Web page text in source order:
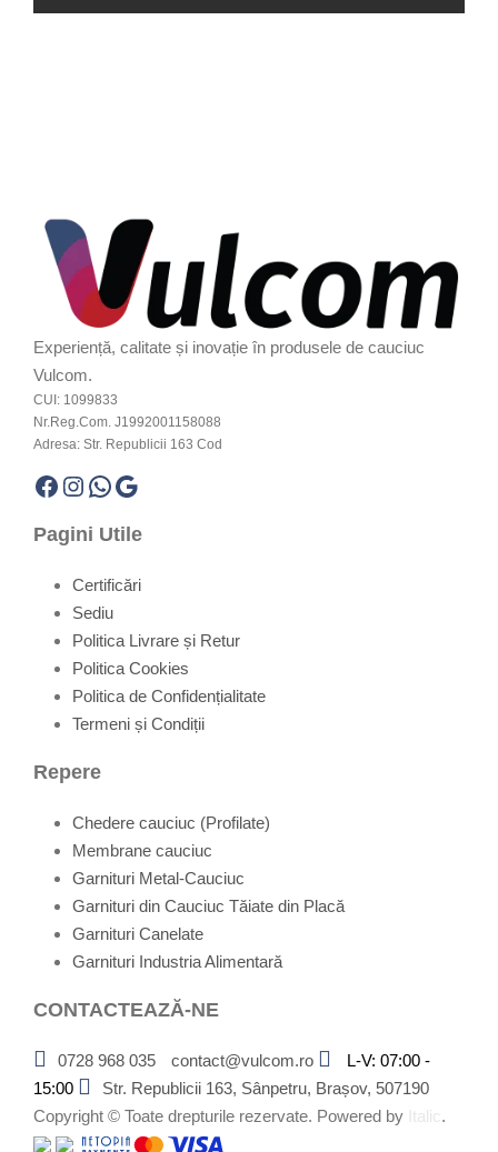
Experiență, calitate și inovație în produsele de cauciuc
Vulcom.
CUI: 1099833
Nr.Reg.Com. J1992001158088
Adresa: Str. Republicii 163 Cod
Facebook Instagram WhatsApp Google
Pagini Utile
Certificări
Sediu
Politica Livrare și Retur
Politica Cookies
Politica de Confidențialitate
Termeni și Condiții
Repere
Chedere cauciuc (Profilate)
Membrane cauciuc
Garnituri Metal-Cauciuc
Garnituri din Cauciuc Tăiate din Placă
Garnituri Canelate
Garnituri Industria Alimentară
CONTACTEAZĂ-NE
0728 968 035 contact@vulcom.ro
L-V: 07:00 -
15:00
Str. Republicii 163, Sânpetru, Brașov, 507190
Copyright © Toate drepturile rezervate. Powered by .